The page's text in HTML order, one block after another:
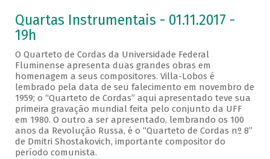
Quartas Instrumentais - 01.11.2017 -
19h
O Quarteto de Cordas da Universidade Federal
Fluminense apresenta duas grandes obras em
homenagem a seus compositores. Villa-Lobos é
lembrado pela data de seu falecimento em novembro de
1959; o “Quarteto de Cordas” aqui apresentado teve sua
primeira gravação mundial feita pelo conjunto da UFF
em 1980. O outro a ser apresentado, lembrando os 100
anos da Revolução Russa, é o “Quarteto de Cordas nº 8”
de Dmitri Shostakovich, importante compositor do
período comunista.